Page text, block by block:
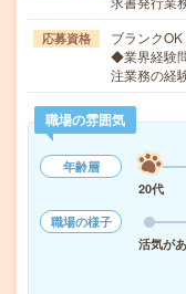
応募資格
ブランク
◆業界経験
注業務の経
職場の雰囲気
年齢層
20代
職場の様子
活気が